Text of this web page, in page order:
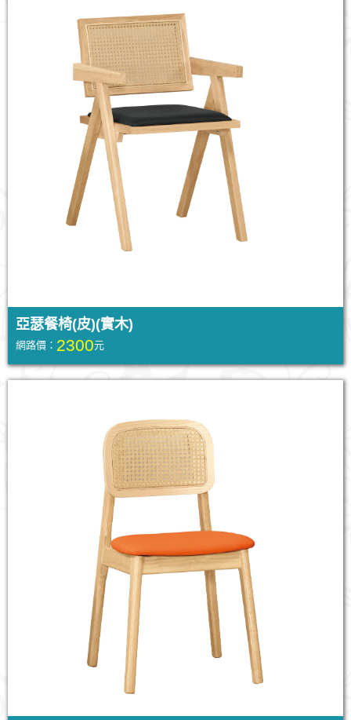
亞瑟餐椅(皮)(實木)
網路價： 2300元